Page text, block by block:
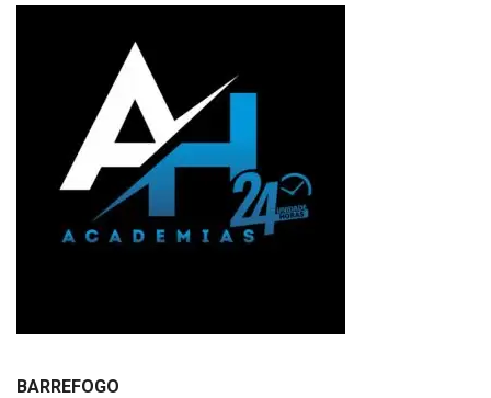
BARREFOGO